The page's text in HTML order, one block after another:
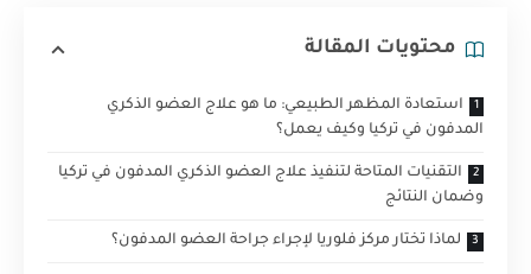
محتويات المقالة
استعادة المظهر الطبيعي: ما هو علاج العضو الذكري
المدفون في تركيا وكيف يعمل؟
التقنيات المتاحة لتنفيذ علاج العضو الذكري المدفون في تركيا
وضمان النتائج
لماذا تختار مركز فلوريا لإجراء جراحة العضو المدفون؟